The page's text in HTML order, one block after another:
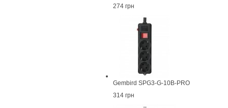
274 грн
Gembird SPG3-G-10B-PRO
314 грн